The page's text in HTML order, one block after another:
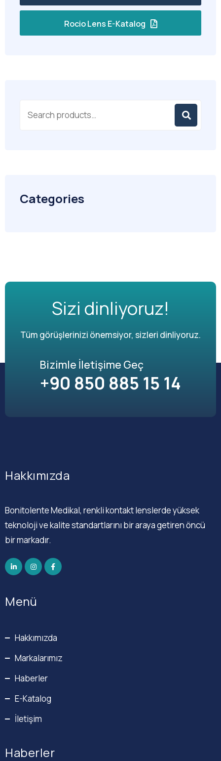
Rocio Lens E-Katalog
Categories
Sizi dinliyoruz!
Tüm görüşlerinizi önemsiyor, sizleri dinliyoruz.
Bizimle İletişime Geç
+90 850 885 15 14
Hakkımızda
Bonitolente Medikal, renkli kontakt lenslerde yüksek
teknoloji ve kalite standartlarını bir araya getiren öncü
bir markadır.
Menü
Hakkımızda
Markalarımız
Haberler
E-Katalog
İletişim
Haberler